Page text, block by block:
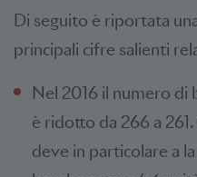
Di seguito è riportata
principali cifre salienti
Nel 2016 il numero di
è ridotto da 266 a
deve in particolare a